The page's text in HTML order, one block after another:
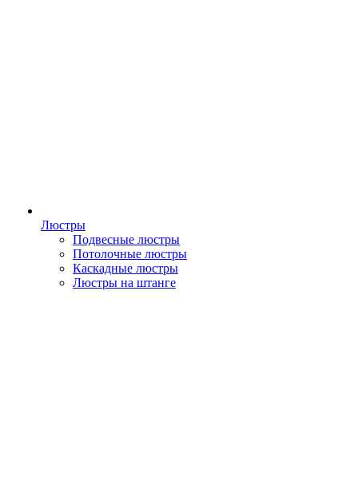
Люстры
Подвесные люстры
Потолочные люстры
Каскадные люстры
Люстры на штанге